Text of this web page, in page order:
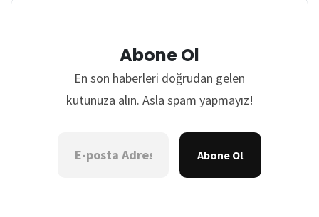
Abone Ol
En son haberleri doğrudan gelen
kutunuza alın. Asla spam yapmayız!
Abone Ol